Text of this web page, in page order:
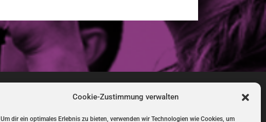
Cookie-Zustimmung verwalten
Um dir ein optimales Erlebnis zu bieten, verwenden wir Technologien wie Cookies, um